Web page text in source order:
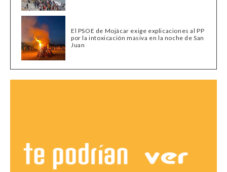
El PSOE de Mojácar exige explicaciones al PP
por la intoxicación masiva en la noche de San
Juan